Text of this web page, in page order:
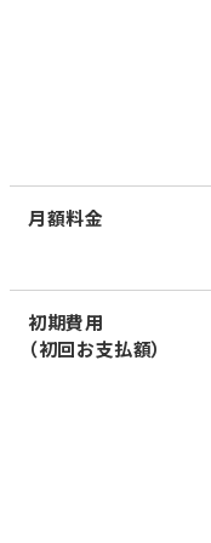
月額料金
初期費用
（初回お支払額）